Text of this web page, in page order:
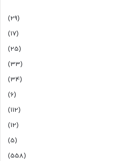
(29)
(17)
(25)
(33)
(34)
(6)
(112)
(12)
(5)
(558)